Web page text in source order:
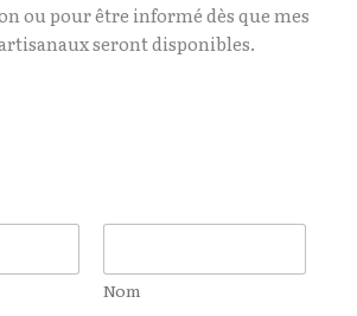
ou pour être informé dès que mes
seront disponibles.
Nom